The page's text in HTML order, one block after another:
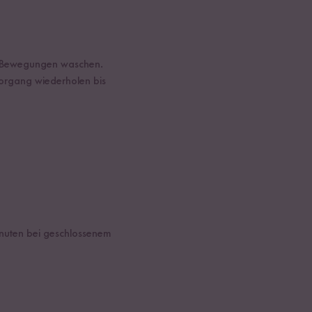
waschen.
wiederholen bis
bei geschlossenem